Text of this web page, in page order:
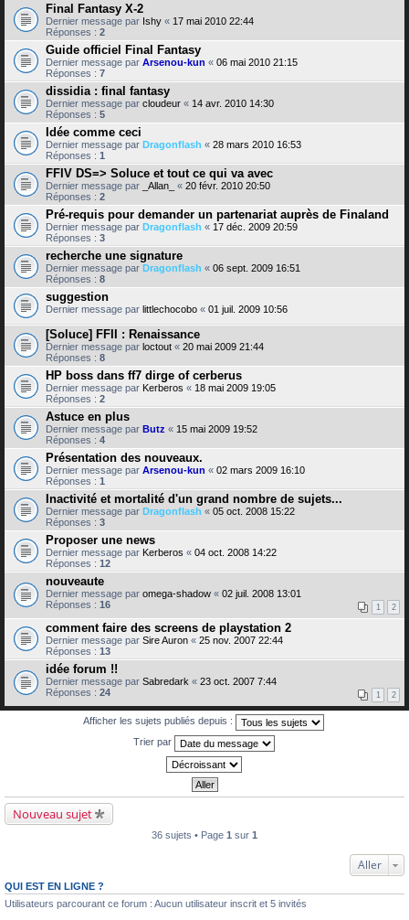
Final Fantasy X-2
Dernier message par Ishy « 17 mai 2010 22:44
Réponses : 2
Guide officiel Final Fantasy
Dernier message par Arsenou-kun « 06 mai 2010 21:15
Réponses : 7
dissidia : final fantasy
Dernier message par cloudeur « 14 avr. 2010 14:30
Réponses : 5
Idée comme ceci
Dernier message par Dragonflash « 28 mars 2010 16:53
Réponses : 1
FFIV DS=> Soluce et tout ce qui va avec
Dernier message par _Allan_ « 20 févr. 2010 20:50
Réponses : 2
Pré-requis pour demander un partenariat auprès de Finaland
Dernier message par Dragonflash « 17 déc. 2009 20:59
Réponses : 3
recherche une signature
Dernier message par Dragonflash « 06 sept. 2009 16:51
Réponses : 8
suggestion
Dernier message par littlechocobo « 01 juil. 2009 10:56
[Soluce] FFII : Renaissance
Dernier message par loctout « 20 mai 2009 21:44
Réponses : 8
HP boss dans ff7 dirge of cerberus
Dernier message par Kerberos « 18 mai 2009 19:05
Réponses : 2
Astuce en plus
Dernier message par Butz « 15 mai 2009 19:52
Réponses : 4
Présentation des nouveaux.
Dernier message par Arsenou-kun « 02 mars 2009 16:10
Réponses : 1
Inactivité et mortalité d'un grand nombre de sujets...
Dernier message par Dragonflash « 05 oct. 2008 15:22
Réponses : 3
Proposer une news
Dernier message par Kerberos « 04 oct. 2008 14:22
Réponses : 12
nouveaute
Dernier message par omega-shadow « 02 juil. 2008 13:01
Réponses : 16 1 2
comment faire des screens de playstation 2
Dernier message par Sire Auron « 25 nov. 2007 22:44
Réponses : 13
idée forum !!
Dernier message par Sabredark « 23 oct. 2007 7:44
Réponses : 24 1 2
Afficher les sujets publiés depuis :
Trier par
Nouveau sujet
36 sujets • Page 1 sur 1
Aller
QUI EST EN LIGNE ?
Utilisateurs parcourant ce forum : Aucun utilisateur inscrit et 5 invités